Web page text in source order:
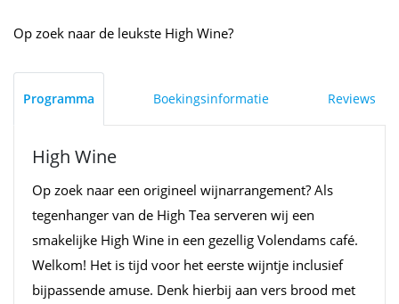
Op zoek naar de leukste High Wine?
Programma Boekingsinformatie Reviews
High Wine
Op zoek naar een origineel wijnarrangement? Als
tegenhanger van de High Tea serveren wij een
smakelijke High Wine in een gezellig Volendams café.
Welkom! Het is tijd voor het eerste wijntje inclusief
bijpassende amuse. Denk hierbij aan vers brood met